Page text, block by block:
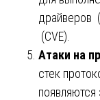
драйверов
(CVE).
Атаки на
стек